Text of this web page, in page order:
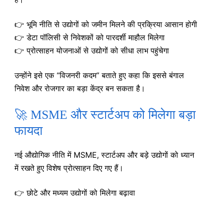
👉 भूमि नीति से उद्योगों को जमीन मिलने की प्रक्रिया आसान होगी
👉 डेटा पॉलिसी से निवेशकों को पारदर्शी माहौल मिलेगा
👉 प्रोत्साहन योजनाओं से उद्योगों को सीधा लाभ पहुंचेगा
उन्होंने इसे एक “विजनरी कदम” बताते हुए कहा कि इससे बंगाल
निवेश और रोजगार का बड़ा केंद्र बन सकता है।
🚀 MSME और स्टार्टअप को मिलेगा बड़ा
फायदा
नई औद्योगिक नीति में MSME, स्टार्टअप और बड़े उद्योगों को ध्यान
में रखते हुए विशेष प्रोत्साहन दिए गए हैं।
👉 छोटे और मध्यम उद्योगों को मिलेगा बढ़ावा